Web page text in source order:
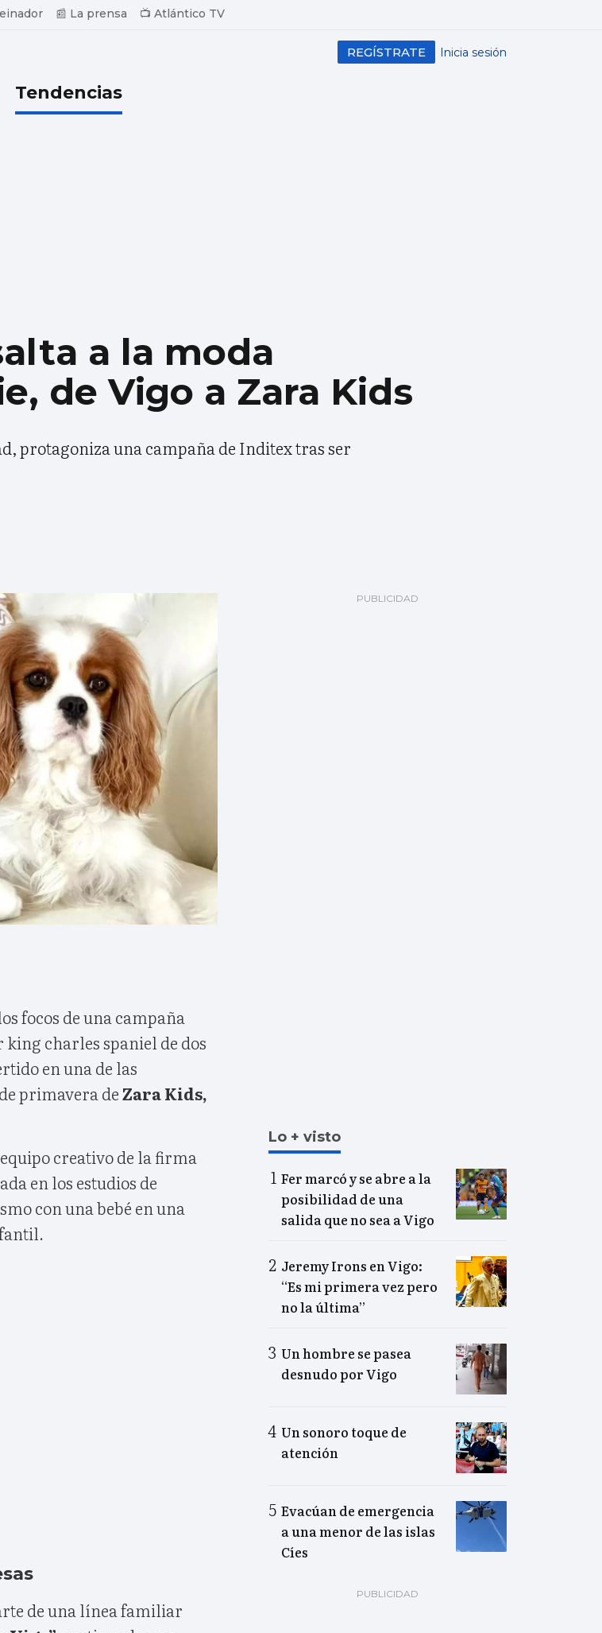
📰 La prensa 📺 Atlántico TV
Inicia sesión
REGÍSTRATE
Tendencias
a la moda
de Vigo a Zara Kids
protagoniza una campaña de Inditex tras ser
focos de una campaña
king charles spaniel de dos
en una de las
primavera deZara Kids,
creativo de la firma
en los estudios de
con una bebé en una
de una línea familiar
Lo + visto
Fer marcó y se abre a la
posibilidad de una
salida que no sea a Vigo
Jeremy Irons en Vigo:
“Es mi primera vez pero
no la última”
Un hombre se pasea
desnudo por Vigo
Un sonoro toque de
atención
Evacúan de emergencia
a una menor de las islas
Cíes